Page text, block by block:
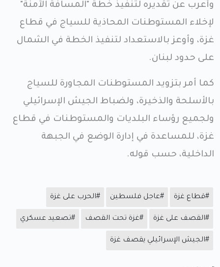
وأعرب عن تقديره لتنفيذ خطة "المسافة الآمنة"
لإخلاء المستوطنات المحاذية للسياج في قطاع
غزة، وأوعز بالاستعداد لتنفيذ الخطة في الشمال
على حدود لبنان.
كما أمر بتزويد المستوطنات المجاورة للسياج
بالأسلحة والذخيرة، ولضباط الجيش الإسرائيلي
ولجميع رؤساء البلديات والمستوطنات في قطاع
غزة، للمساعدة في إدارة الوضع في الجبهة
الداخلية، حسب قوله.
#قطاع غزة #عاجل فلسطين #الحرب على غزة
#القصف على غزة #غزة تحت القصف #تصعيد عسكري
#الجيش الإسرائيلي يقصف غزة